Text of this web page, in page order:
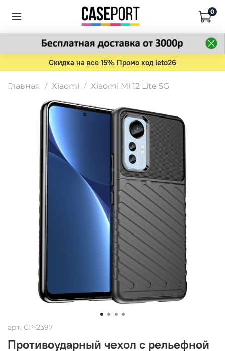
0
Скидка на все 15% Промо код leto26
Главная Xiaomi Xiaomi Mi 12 Lite 5G
арт. CP-2397
Противоударный чехол с рельефной